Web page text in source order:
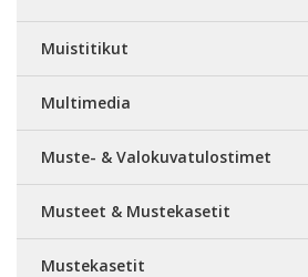
Muistitikut
Multimedia
Muste- & Valokuvatulostimet
Musteet & Mustekasetit
Mustekasetit